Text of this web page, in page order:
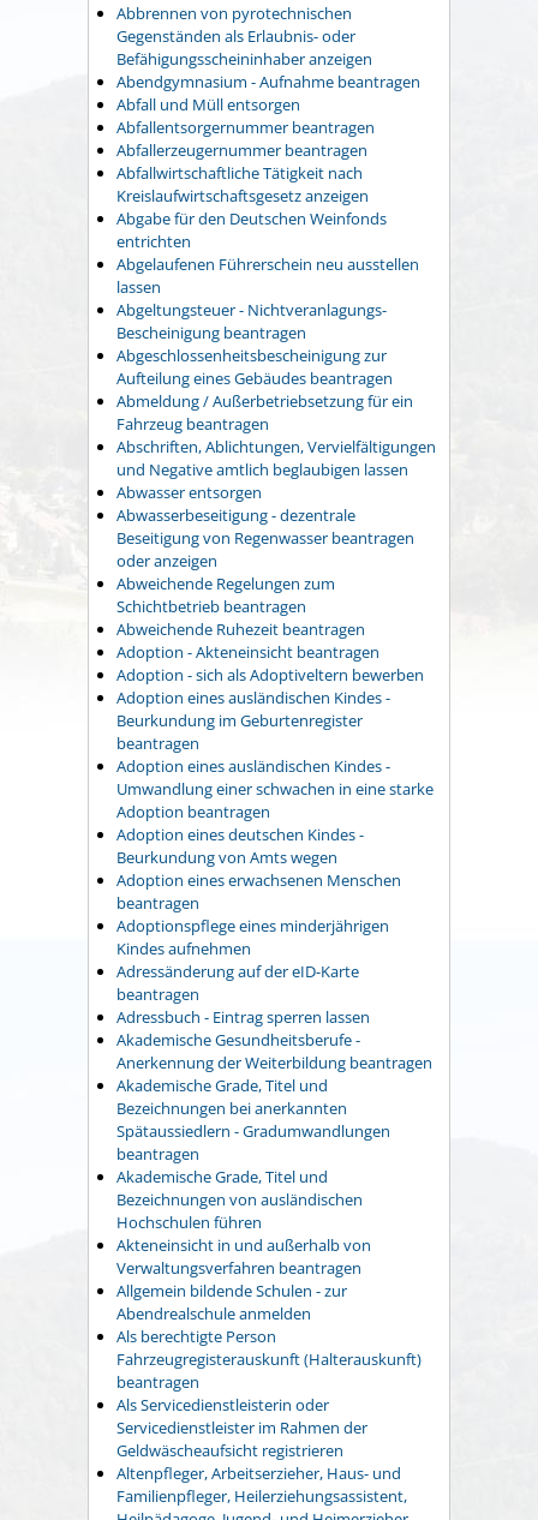
Abbrennen von pyrotechnischen
Gegenständen als Erlaubnis- oder
Befähigungsscheininhaber anzeigen
Abendgymnasium - Aufnahme beantragen
Abfall und Müll entsorgen
Abfallentsorgernummer beantragen
Abfallerzeugernummer beantragen
Abfallwirtschaftliche Tätigkeit nach
Kreislaufwirtschaftsgesetz anzeigen
Abgabe für den Deutschen Weinfonds
entrichten
Abgelaufenen Führerschein neu ausstellen
lassen
Abgeltungsteuer - Nichtveranlagungs-
Bescheinigung beantragen
Abgeschlossenheitsbescheinigung zur
Aufteilung eines Gebäudes beantragen
Abmeldung / Außerbetriebsetzung für ein
Fahrzeug beantragen
Abschriften, Ablichtungen, Vervielfältigungen
und Negative amtlich beglaubigen lassen
Abwasser entsorgen
Abwasserbeseitigung - dezentrale
Beseitigung von Regenwasser beantragen
oder anzeigen
Abweichende Regelungen zum
Schichtbetrieb beantragen
Abweichende Ruhezeit beantragen
Adoption - Akteneinsicht beantragen
Adoption - sich als Adoptiveltern bewerben
Adoption eines ausländischen Kindes -
Beurkundung im Geburtenregister
beantragen
Adoption eines ausländischen Kindes -
Umwandlung einer schwachen in eine starke
Adoption beantragen
Adoption eines deutschen Kindes -
Beurkundung von Amts wegen
Adoption eines erwachsenen Menschen
beantragen
Adoptionspflege eines minderjährigen
Kindes aufnehmen
Adressänderung auf der eID-Karte
beantragen
Adressbuch - Eintrag sperren lassen
Akademische Gesundheitsberufe -
Anerkennung der Weiterbildung beantragen
Akademische Grade, Titel und
Bezeichnungen bei anerkannten
Spätaussiedlern - Gradumwandlungen
beantragen
Akademische Grade, Titel und
Bezeichnungen von ausländischen
Hochschulen führen
Akteneinsicht in und außerhalb von
Verwaltungsverfahren beantragen
Allgemein bildende Schulen - zur
Abendrealschule anmelden
Als berechtigte Person
Fahrzeugregisterauskunft (Halterauskunft)
beantragen
Als Servicedienstleisterin oder
Servicedienstleister im Rahmen der
Geldwäscheaufsicht registrieren
Altenpfleger, Arbeitserzieher, Haus- und
Familienpfleger, Heilerziehungsassistent,